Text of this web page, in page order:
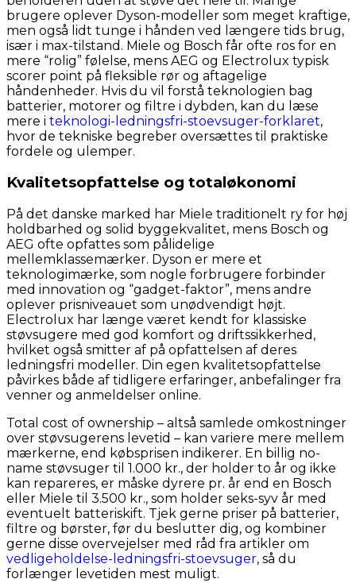
brugere oplever Dyson-modeller som meget kraftige,
men også lidt tunge i hånden ved længere tids brug,
især i max-tilstand. Miele og Bosch får ofte ros for en
mere “rolig” følelse, mens AEG og Electrolux typisk
scorer point på fleksible rør og aftagelige
håndenheder. Hvis du vil forstå teknologien bag
batterier, motorer og filtre i dybden, kan du læse
mere i teknologi-ledningsfri-stoevsuger-forklaret,
hvor de tekniske begreber oversættes til praktiske
fordele og ulemper.
Kvalitetsopfattelse og totaløkonomi
På det danske marked har Miele traditionelt ry for høj
holdbarhed og solid byggekvalitet, mens Bosch og
AEG ofte opfattes som pålidelige
mellemklassemærker. Dyson er mere et
teknologimærke, som nogle forbrugere forbinder
med innovation og “gadget-faktor”, mens andre
oplever prisniveauet som unødvendigt højt.
Electrolux har længe været kendt for klassiske
støvsugere med god komfort og driftssikkerhed,
hvilket også smitter af på opfattelsen af deres
ledningsfri modeller. Din egen kvalitetsopfattelse
påvirkes både af tidligere erfaringer, anbefalinger fra
venner og anmeldelser online.
Total cost of ownership – altså samlede omkostninger
over støvsugerens levetid – kan variere mere mellem
mærkerne, end købsprisen indikerer. En billig no-
name støvsuger til 1.000 kr., der holder to år og ikke
kan repareres, er måske dyrere pr. år end en Bosch
eller Miele til 3.500 kr., som holder seks-syv år med
eventuelt batteriskift. Tjek gerne priser på batterier,
filtre og børster, før du beslutter dig, og kombiner
gerne disse overvejelser med råd fra artikler om
vedligeholdelse-ledningsfri-stoevsuger, så du
forlænger levetiden mest muligt.